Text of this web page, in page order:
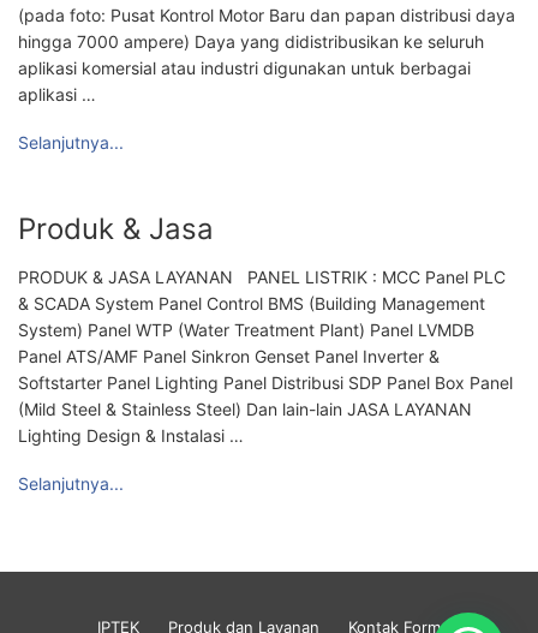
(pada foto: Pusat Kontrol Motor Baru dan papan distribusi daya
hingga 7000 ampere) Daya yang didistribusikan ke seluruh
aplikasi komersial atau industri digunakan untuk berbagai
aplikasi …
Selanjutnya...
Produk & Jasa
PRODUK & JASA LAYANAN PANEL LISTRIK : MCC Panel PLC
& SCADA System Panel Control BMS (Building Management
System) Panel WTP (Water Treatment Plant) Panel LVMDB
Panel ATS/AMF Panel Sinkron Genset Panel Inverter &
Softstarter Panel Lighting Panel Distribusi SDP Panel Box Panel
(Mild Steel & Stainless Steel) Dan lain-lain JASA LAYANAN
Lighting Design & Instalasi …
Selanjutnya...
IPTEK Produk dan Layanan Kontak Form